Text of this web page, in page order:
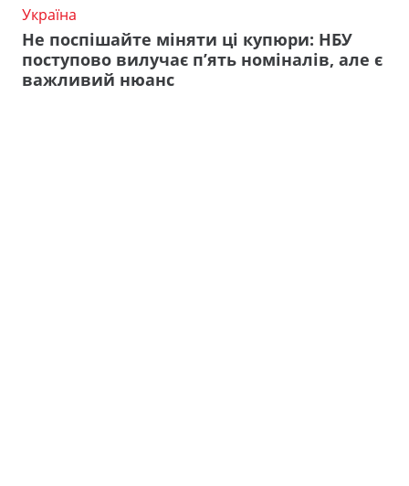
Україна
Не поспішайте міняти ці купюри: НБУ
поступово вилучає п’ять номіналів, але є
важливий нюанс